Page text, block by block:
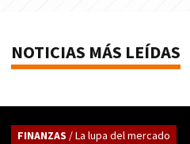
NOTICIAS MÁS LEÍDAS
FINANZAS / La lupa del mercado